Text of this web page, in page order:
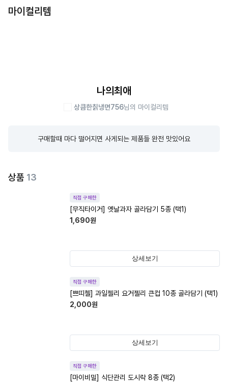
마이컬리템
나의최애
상큼한칡냉면756님의 마이컬리템
구매할때 마다 떨어지면 사게되는 제품들 완전 맛있어요
상품 13
직접 구매한
[무직타이거] 옛날과자 골라담기 5종 (택1)
1,690원
상세보기
직접 구매한
[쁘띠첼] 과일젤리 요거젤리 큰컵 10종 골라담기 (택1)
2,000원
상세보기
직접 구매한
[마이비밀] 식단관리 도시락 8종 (택2)